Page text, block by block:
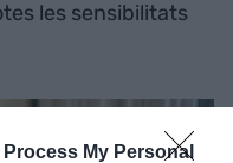
Process My Personal
les sensibilitats